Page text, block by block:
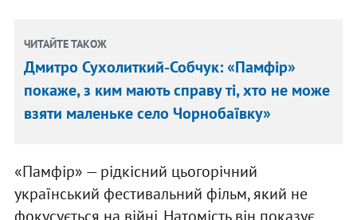
ЧИТАЙТЕ ТАКОЖ
Дмитро Сухолиткий-Собчук: «Памфір»
покаже, з ким мають справу ті, хто не може
взяти маленьке село Чорнобаївку»
«Памфір» — рідкісний цьогорічний
український фестивальний фільм, який не
фокусується на війні. Натомість він показує